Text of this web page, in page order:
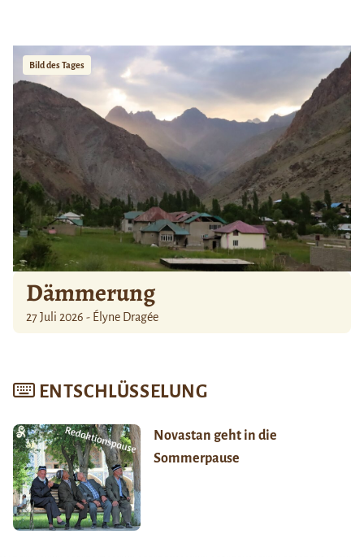
Bild des Tages
Dämmerung
27 Juli 2026 - Élyne Dragée
ENTSCHLÜSSELUNG
Novastan geht in die
Sommerpause